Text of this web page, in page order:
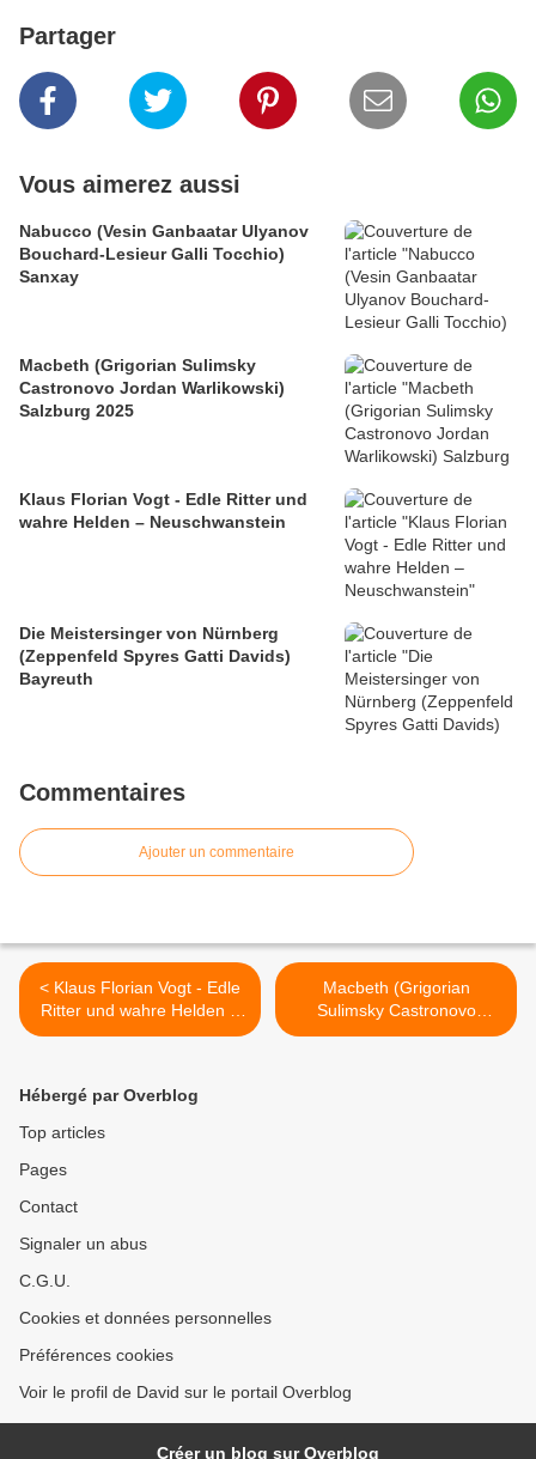
Partager
Vous aimerez aussi
Nabucco (Vesin Ganbaatar Ulyanov
Bouchard-Lesieur Galli Tocchio)
Sanxay
Macbeth (Grigorian Sulimsky
Castronovo Jordan Warlikowski)
Salzburg 2025
Klaus Florian Vogt - Edle Ritter und
wahre Helden – Neuschwanstein
Die Meistersinger von Nürnberg
(Zeppenfeld Spyres Gatti Davids)
Bayreuth
Commentaires
Ajouter un commentaire
< Klaus Florian Vogt - Edle
Ritter und wahre Helden –
Neuschwanstein
Macbeth (Grigorian
Sulimsky Castronovo
Jordan Warlikowski)
Hébergé par Overblog
Top articles
Pages
Contact
Signaler un abus
C.G.U.
Cookies et données personnelles
Préférences cookies
Voir le profil de David sur le portail Overblog
Créer un blog sur Overblog